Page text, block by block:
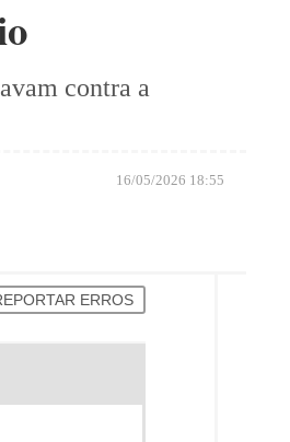
contra a
16/05/2026 18:55
ERROS